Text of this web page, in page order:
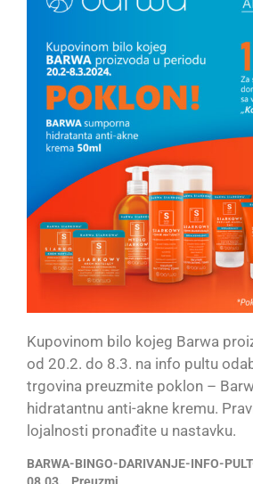
Kupovinom bilo kojeg Barwa
od 20.2. do 8.3. na info pultu
trgovina preuzmite poklon –
hidratantnu anti-akne kremu.
lojalnosti pronađite u nastavku.
BARWA-BINGO-DARIVANJE-INFO-